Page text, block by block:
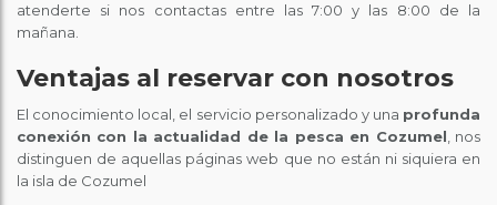
atenderte si nos contactas entre las 7:00 y las 8:00 de la
mañana.
Ventajas al reservar con nosotros
El conocimiento local, el servicio personalizado y una profunda
conexión con la actualidad de la pesca en Cozumel, nos
distinguen de aquellas páginas web que no están ni siquiera en
la isla de Cozumel